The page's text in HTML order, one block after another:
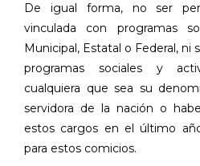
De igual forma, no ser
vinculada con programas
Municipal, Estatal o Federal, ni
programas sociales y
cualquiera que sea su
servidora de la nación o
estos cargos en el último
para estos comicios.